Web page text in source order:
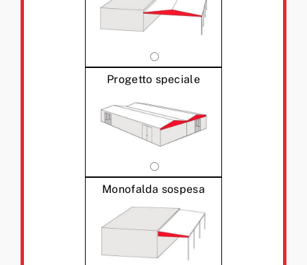
Progetto speciale
Monofalda sospesa